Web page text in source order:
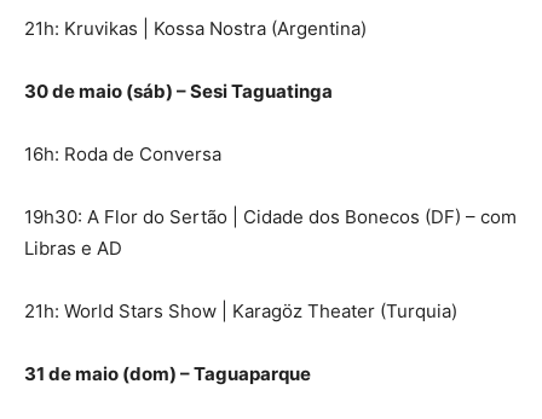
21h: Kruvikas | Kossa Nostra (Argentina)
30 de maio (sáb) – Sesi Taguatinga
16h: Roda de Conversa
19h30: A Flor do Sertão | Cidade dos Bonecos (DF) – com
Libras e AD
21h: World Stars Show | Karagöz Theater (Turquia)
31 de maio (dom) – Taguaparque